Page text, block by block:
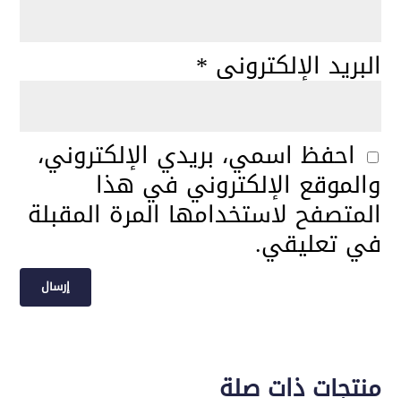
البريد الإلكتروني *
احفظ اسمي، بريدي الإلكتروني،
والموقع الإلكتروني في هذا
المتصفح لاستخدامها المرة المقبلة
في تعليقي.
منتجات ذات صلة